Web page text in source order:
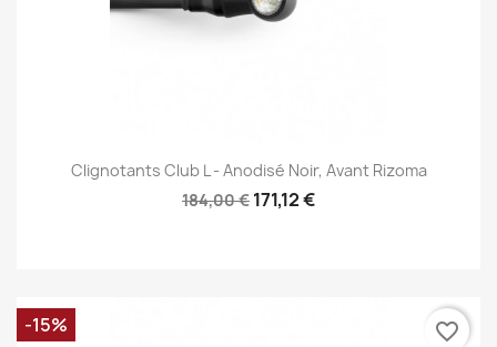
Clignotants Club L - Anodisé Noir, Avant Rizoma
184,00 € 171,12 €
-15% favorite_border